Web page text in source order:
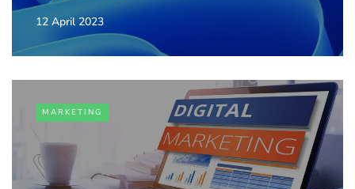
12 April 2023
MARKETING